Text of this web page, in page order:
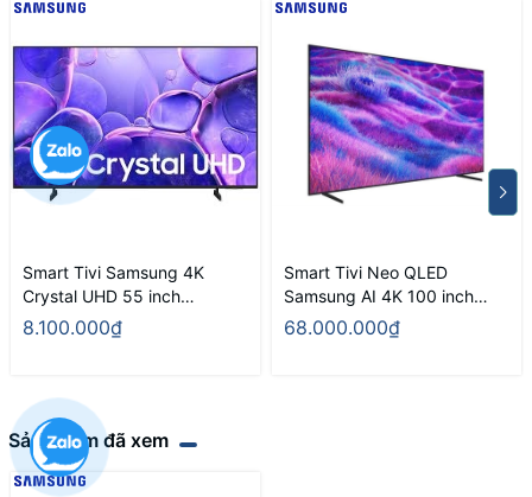
Smart Tivi Samsung 4K
Crystal UHD 55 inch
UA55U8000FKXXV
8.100.000₫
Smart Tivi Neo QLED
Samsung AI 4K 100 inch
QA100QN80F
68.000.000₫
Sản phẩm đã xem